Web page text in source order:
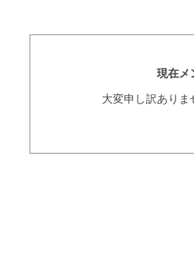
現在メ
大変申し訳あり